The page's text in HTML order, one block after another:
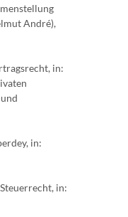
André),
in:
in:
in: